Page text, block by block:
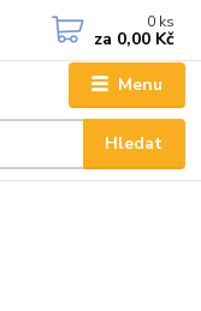
Menu
Hledat
0 ks
za 0,00 Kč